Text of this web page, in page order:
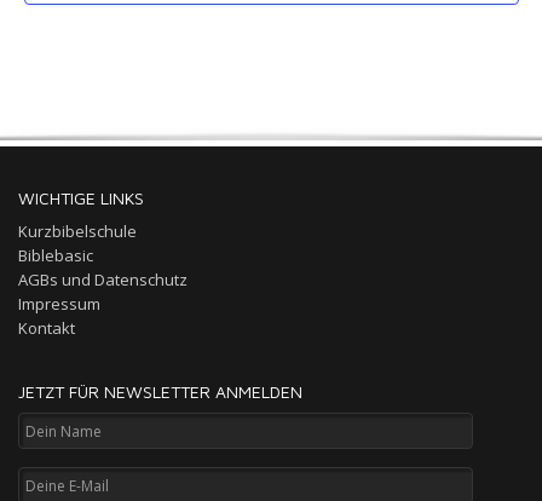
WICHTIGE LINKS
Kurzbibelschule
Biblebasic
AGBs und Datenschutz
Impressum
Kontakt
JETZT FÜR NEWSLETTER ANMELDEN